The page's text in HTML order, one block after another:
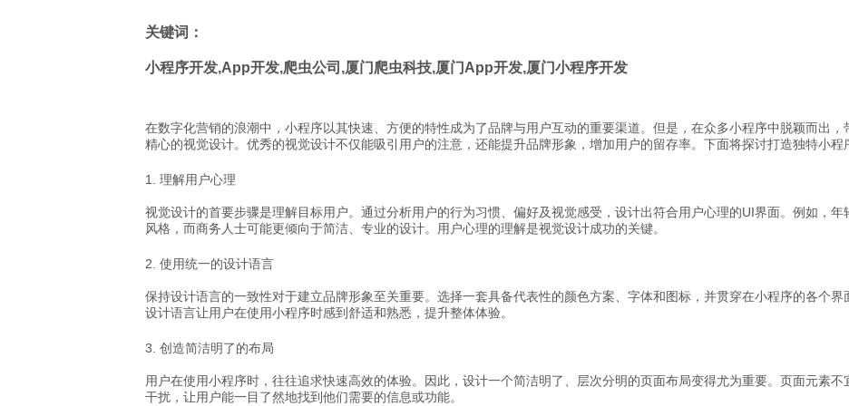
关键词：
小程序开发,App开发,爬虫公司 ,厦门爬虫科技,厦门 App开发,厦门小程序开发
在数字化营销的浪潮中，小程序以其快速、方便的特性成为了品牌与用户互动的重要渠道。但是，在众多小程序中脱颖而出
精心的视觉设计。优秀的视觉设计不仅能吸引用户的注意，还能提升品牌形象，增加用户的留存率。下面将探讨打造独特小程
1. 理解用户心理
视觉设计的首要步骤是理解目标用户。通过分析用户的行为习惯、偏好及视觉感受，设计出符合用户心理的UI界面。例如，
风格，而商务人士可能更倾向于简洁、专业的设计。用户心理的理解是视觉设计成功的关键。
2. 使用统一的设计语言
保持设计语言的一致性对于建立品牌形象至关重要。选择一套具备代表性的颜色方案、字体和图标，并贯穿在小程序的各个
设计语言让用户在使用小程序时感到舒适和熟悉，提升整体体验。
3. 创造简洁明了的布局
用户在使用小程序时，往往追求快速高效的体验。因此，设计一个简洁明了、层次分明的页面布局变得尤为重要。页面元素
干扰，让用户能一目了然地找到他们需要的信息或功能。